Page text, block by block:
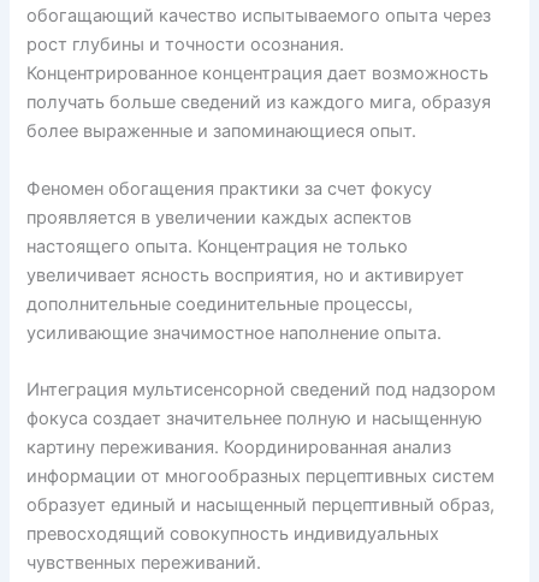
обогащающий качество испытываемого опыта через
рост глубины и точности осознания.
Концентрированное концентрация дает возможность
получать больше сведений из каждого мига, образуя
более выраженные и запоминающиеся опыт.
Феномен обогащения практики за счет фокусу
проявляется в увеличении каждых аспектов
настоящего опыта. Концентрация не только
увеличивает ясность восприятия, но и активирует
дополнительные соединительные процессы,
усиливающие значимостное наполнение опыта.
Интеграция мультисенсорной сведений под надзором
фокуса создает значительнее полную и насыщенную
картину переживания. Координированная анализ
информации от многообразных перцептивных систем
образует единый и насыщенный перцептивный образ,
превосходящий совокупность индивидуальных
чувственных переживаний.